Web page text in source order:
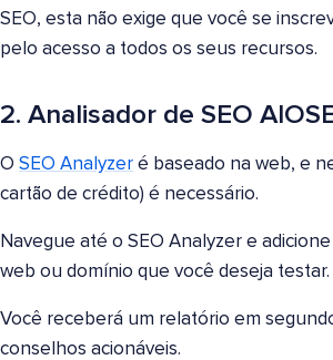
SEO, esta não exige que você se
pelo acesso a todos os seus recursos.
2. Analisador de SEO
O SEO Analyzer é baseado na web, e
cartão de crédito) é necessário.
Navegue até o SEO Analyzer e
web ou domínio que você deseja testar.
Você receberá um relatório em
conselhos acionáveis.